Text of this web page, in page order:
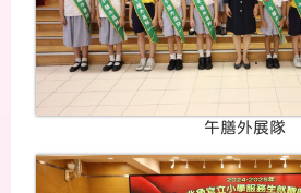
午膳外展隊